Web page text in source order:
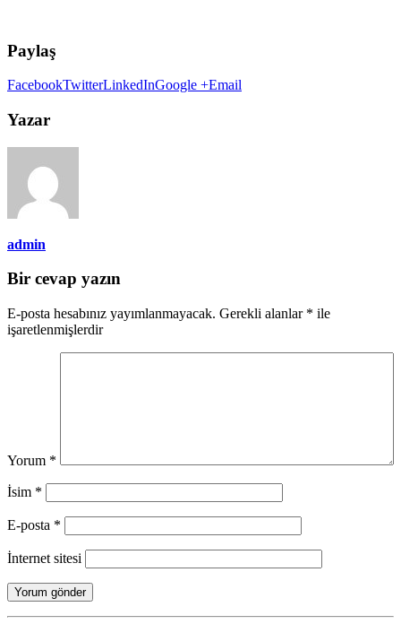
Paylaş
FacebookTwitterLinkedInGoogle +Email
Yazar
admin
Bir cevap yazın
E-posta hesabınız yayımlanmayacak. Gerekli alanlar * ile
işaretlenmişlerdir
Yorum *
İsim *
E-posta *
İnternet sitesi